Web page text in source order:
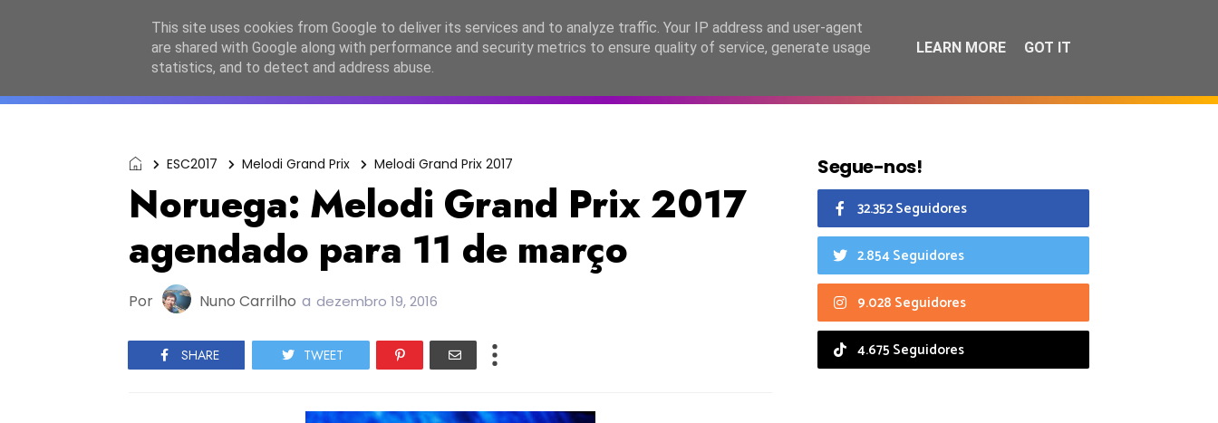
ESC2027 JESC2026 FC2026 EASC2026 PORTUGAL LANÇAMENTOS ESPECIAIS CALENDÁRIO
ESC2017 Melodi Grand Prix Melodi Grand Prix 2017
Noruega: Melodi Grand Prix 2017
agendado para 11 de março
Por Nuno Carrilho a dezembro 19, 2016
SHARE TWEET
Segue-nos!
32.352 Seguidores
2.854 Seguidores
9.028 Seguidores
4.675 Seguidores
This site uses cookies from Google to deliver its services and to analyze traffic. Your IP address and user-agent
are shared with Google along with performance and security metrics to ensure quality of service, generate usage
statistics, and to detect and address abuse.
LEARN MORE GOT IT